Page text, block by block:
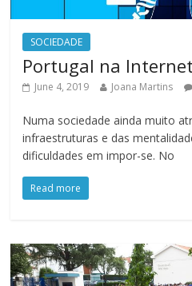
SOCIEDADE
Portugal na Internet
June 4, 2019 Joana Martins
Numa sociedade ainda muito
infraestruturas e das
dificuldades em impor-se. No
Read more